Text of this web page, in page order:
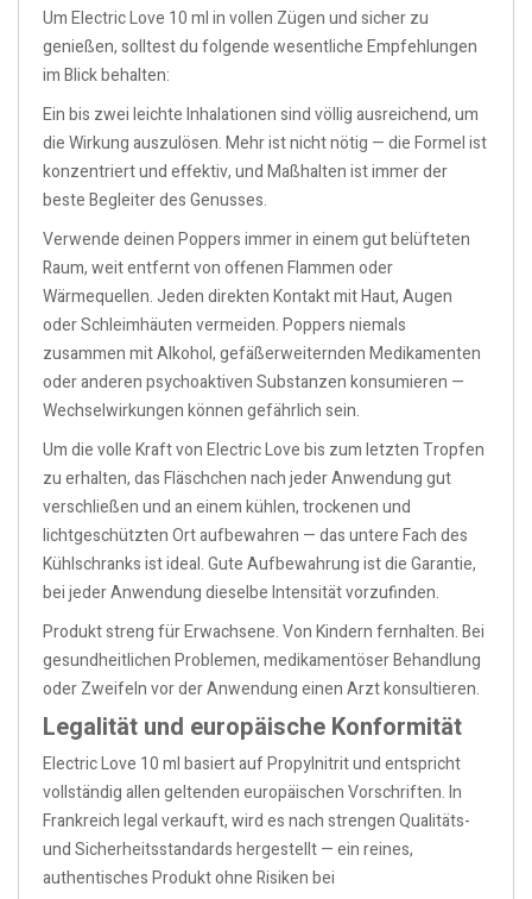
Um Electric Love 10 ml in vollen Zügen und sicher zu
genießen, solltest du folgende wesentliche Empfehlungen
im Blick behalten:
Ein bis zwei leichte Inhalationen sind völlig ausreichend, um
die Wirkung auszulösen. Mehr ist nicht nötig — die Formel ist
konzentriert und effektiv, und Maßhalten ist immer der
beste Begleiter des Genusses.
Verwende deinen Poppers immer in einem gut belüfteten
Raum, weit entfernt von offenen Flammen oder
Wärmequellen. Jeden direkten Kontakt mit Haut, Augen
oder Schleimhäuten vermeiden. Poppers niemals
zusammen mit Alkohol, gefäßerweiternden Medikamenten
oder anderen psychoaktiven Substanzen konsumieren —
Wechselwirkungen können gefährlich sein.
Um die volle Kraft von Electric Love bis zum letzten Tropfen
zu erhalten, das Fläschchen nach jeder Anwendung gut
verschließen und an einem kühlen, trockenen und
lichtgeschützten Ort aufbewahren — das untere Fach des
Kühlschranks ist ideal. Gute Aufbewahrung ist die Garantie,
bei jeder Anwendung dieselbe Intensität vorzufinden.
Produkt streng für Erwachsene. Von Kindern fernhalten. Bei
gesundheitlichen Problemen, medikamentöser Behandlung
oder Zweifeln vor der Anwendung einen Arzt konsultieren.
Legalität und europäische Konformität
Electric Love 10 ml basiert auf Propylnitrit und entspricht
vollständig allen geltenden europäischen Vorschriften. In
Frankreich legal verkauft, wird es nach strengen Qualitäts-
und Sicherheitsstandards hergestellt — ein reines,
authentisches Produkt ohne Risiken bei